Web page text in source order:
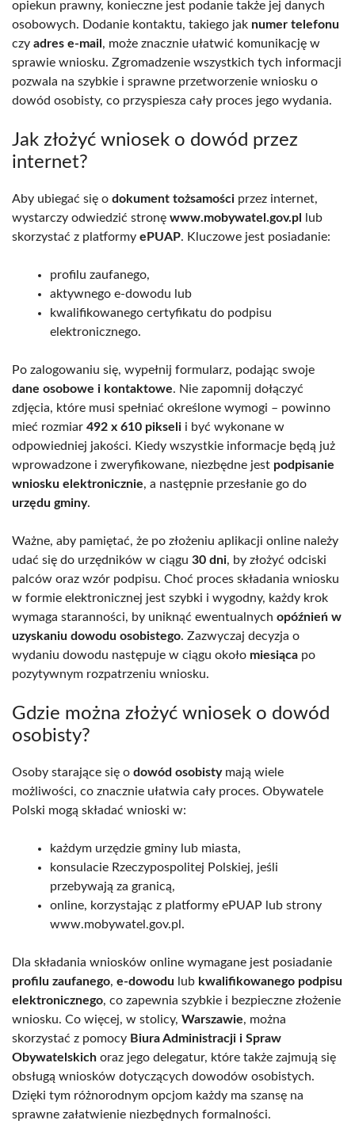
opiekun prawny, konieczne jest podanie także jej danych
osobowych. Dodanie kontaktu, takiego jak numer telefonu
czy adres e-mail , może znacznie ułatwić komunikację w
sprawie wniosku. Zgromadzenie wszystkich tych informacji
pozwala na szybkie i sprawne przetworzenie wniosku o
dowód osobisty, co przyspiesza cały proces jego wydania.
Jak złożyć wniosek o dowód przez
internet?
Aby ubiegać się o dokument tożsamości przez internet,
wystarczy odwiedzić stronę www.mobywatel.gov.pl
lub
skorzystać z platformy ePUAP. Kluczowe jest posiadanie:
profilu zaufanego,
aktywnego e-dowodu lub
kwalifikowanego certyfikatu do podpisu
elektronicznego.
Po zalogowaniu się, wypełnij formularz, podając swoje
dane osobowe i kontaktowe. Nie zapomnij dołączyć
zdjęcia, które musi spełniać określone wymogi – powinno
mieć rozmiar 492 x 610 pikseli i być wykonane w
odpowiedniej jakości. Kiedy wszystkie informacje będą już
wprowadzone i zweryfikowane, niezbędne jest podpisanie
wniosku elektronicznie, a następnie przesłanie go do
urzędu gminy.
Ważne, aby pamiętać, że po złożeniu aplikacji online należy
udać się do urzędników w ciągu 30 dni, by złożyć odciski
palców oraz wzór podpisu. Choć proces składania wniosku
w formie elektronicznej jest szybki i wygodny, każdy krok
wymaga staranności, by uniknąć ewentualnych opóźnień w
uzyskaniu dowodu osobistego. Zazwyczaj decyzja o
wydaniu dowodu następuje w ciągu około miesiąca po
pozytywnym rozpatrzeniu wniosku.
Gdzie można złożyć wniosek o dowód
osobisty?
Osoby starające się o dowód osobistymają wiele
możliwości, co znacznie ułatwia cały proces. Obywatele
Polski mogą składać wnioski w:
każdym urzędzie gminy lub miasta,
konsulacie Rzeczypospolitej Polskiej, jeśli
przebywają za granicą,
online, korzystając z platformy ePUAP lub strony
www.mobywatel.gov.pl.
Dla składania wniosków online wymagane jest posiadanie
profilu zaufanego, e-dowodu lub kwalifikowanego podpisu
elektronicznego, co zapewnia szybkie i bezpieczne złożenie
wniosku. Co więcej, w stolicy, Warszawie, można
skorzystać z pomocy Biura Administracji i Spraw
Obywatelskich oraz jego delegatur, które także zajmują się
obsługą wniosków dotyczących dowodów osobistych.
Dzięki tym różnorodnym opcjom każdy ma szansę na
sprawne załatwienie niezbędnych formalności.